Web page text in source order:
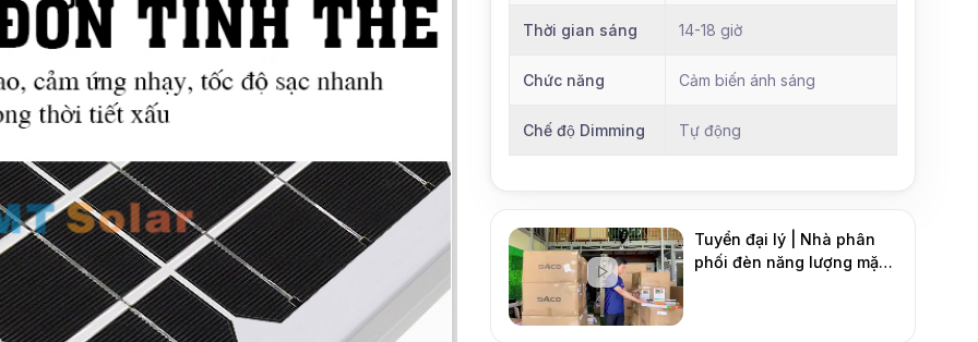
Thời gian sáng 14-18 giờ
Chức năng Cảm biến ánh sáng
Chế độ Dimming Tự động
Tuyển đại lý | Nhà phân
phối đèn năng lượng mặt